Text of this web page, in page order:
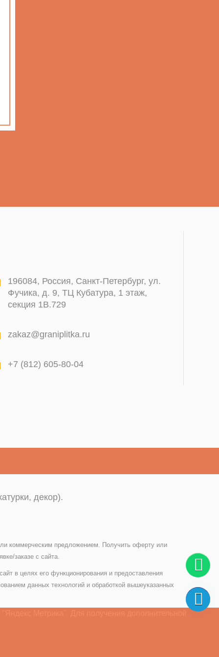
196084, Россия, Санкт-Петербург, ул.
Фучика, д. 9, ТЦ Кубатура, 1 этаж,
секция 1В.729
zakaz@graniplitka.ru
+7 (812) 605-80-04
декор).
коммерческим предложением. Получить оферту или
заказе с сайта.
в целях его функционирования и предоставления
данных технологий и обработкой вышеуказанных